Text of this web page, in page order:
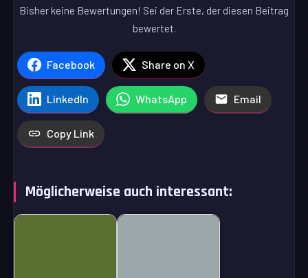
Bisher keine Bewertungen! Sei der Erste, der diesen Beitrag
bewertet.
Facebook Share on X
LinkedIn WhatsApp Email
Copy Link
Möglicherweise auch interessant: